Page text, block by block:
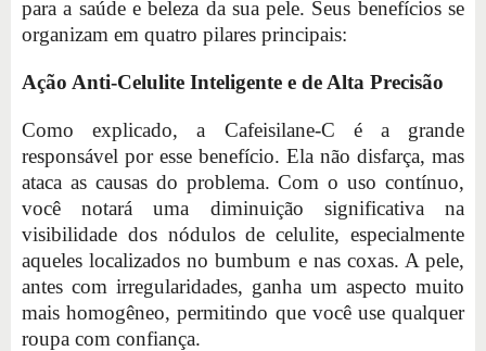
para a saúde e beleza da sua pele. Seus benefícios se
organizam em quatro pilares principais:
Ação Anti-Celulite Inteligente e de Alta Precisão
Como explicado, a Cafeisilane-C é a grande
responsável por esse benefício. Ela não disfarça, mas
ataca as causas do problema. Com o uso contínuo,
você notará uma diminuição significativa na
visibilidade dos nódulos de celulite, especialmente
aqueles localizados no bumbum e nas coxas. A pele,
antes com irregularidades, ganha um aspecto muito
mais homogêneo, permitindo que você use qualquer
roupa com confiança.